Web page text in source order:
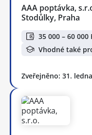
AAA poptávka,
Stodůlky, Praha
35 000 – 60 000
Vhodné také
Zveřejněno: 31. ledna